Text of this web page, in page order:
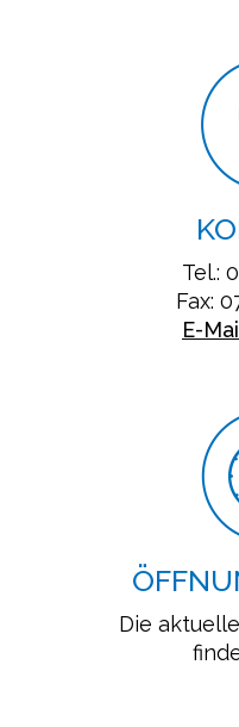
Tel.:
Fax:
E-
Die